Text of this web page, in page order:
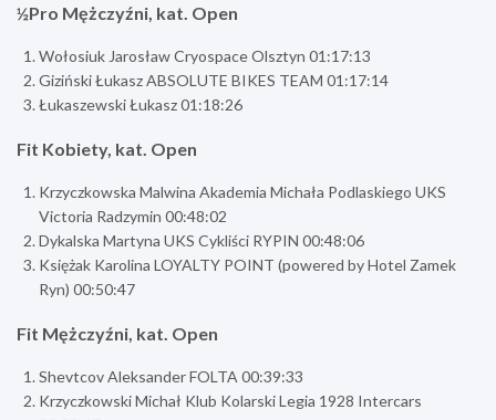
½Pro Mężczyźni, kat. Open
Wołosiuk Jarosław Cryospace Olsztyn 01:17:13
Giziński Łukasz ABSOLUTE BIKES TEAM 01:17:14
Łukaszewski Łukasz 01:18:26
Fit Kobiety, kat. Open
Krzyczkowska Malwina Akademia Michała Podlaskiego UKS
Victoria Radzymin 00:48:02
Dykalska Martyna UKS Cykliści RYPIN 00:48:06
Księżak Karolina LOYALTY POINT (powered by Hotel Zamek
Ryn) 00:50:47
Fit Mężczyźni, kat. Open
Shevtcov Aleksander FOLTA 00:39:33
Krzyczkowski Michał Klub Kolarski Legia 1928 Intercars